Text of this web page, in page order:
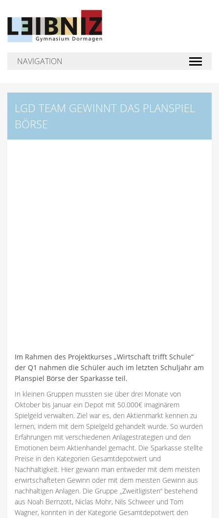
NAVIGATION Toggle
LGD TEAM GEWINNT DAS PLANSPIEL
BÖRSE
Im Rahmen des Projektkurses „Wirtschaft triﬀt Schule“
der Q1 nahmen die Schüler auch im letzten Schuljahr am
Planspiel Börse der Sparkasse teil.
In kleinen Gruppen mussten sie über drei Monate von
Oktober bis Januar ein Depot mit 50.000€ imaginärem
Spielgeld verwalten. Ziel war es, den Aktienmarkt kennen zu
lernen, indem mit dem Spielgeld gehandelt wurde. So wurden
Erfahrungen mit verschiedenen Anlagestrategien und den
Emotionen beim Aktienhandel gemacht. Die Sparkasse stellte
Preise in den Kategorien Gesamtdepotwert und
Nachhaltigkeit. Hier gewann man entweder mit dem meisten
erwirtschafteten Gewinn oder mit dem meisten Gewinn aus
nachhaltigen Anlagen. Die Gruppe „Zweitligisten“ bestehend
aus Noah Bernzott, Niclas Mohr, Nils Schweer und Tom
Wagner, konnten in der Kategorie Gesamtdepotwert den